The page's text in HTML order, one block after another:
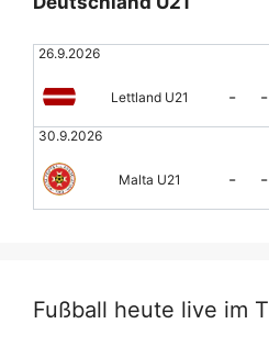
26.9.2026
Lettland U21 - -
30.9.2026
Malta U21 - -
Fußball heute live im